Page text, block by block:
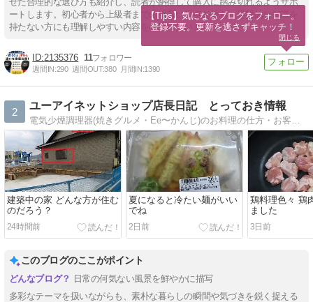
ートします。初心者から上級者までの幅広い視点を持ち、専門的な知識を
持たない方にも理解しやすい内容を心掛けています。
2135376 11
週間IN:290 週間OUT:380 月間IN:1390
2
ユーアイネットショップ店長日記 とっておき情報
建築中の家 どんな方が住む
のだろう？
24時間前
夏になると冷たい麺がいい
でね
2日前
鶏料理色々 鶏
ました
3日前
このブログのここがポイント
日常の何気ない風景を鮮やかに描写
多彩なテーマを扱いながらも、素朴な暮らしの瞬間や気づきを鋭く捉える
【Tips】気になるブログをフォロー。
登録不要。更新を逃さずキャッチ！
閉じる